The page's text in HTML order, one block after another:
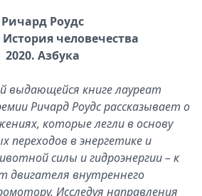
Ричард Роудс
человечества
2020. Азбука
выдающейся книге лауреат
Ричард Роудс рассказывает о
которые легли в основу
переходов в энергетике и
силы и гидроэнергии – к
двигателя внутреннего
Исследуя направления